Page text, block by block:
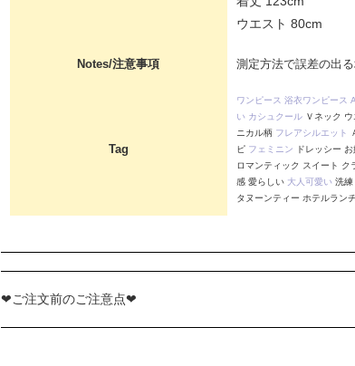
ウエスト 80cm
Notes/注意事項 測定方法で誤差の出
Tag
ワンピース 浴衣ワンピース
い カシュクールＶネック ウ
ニカル柄 フレアシルエット
ピ フェミニン ドレッシー
ロマンティック スイート ク
感 愛らしい 大人可愛い 洗練
タヌーンティー ホテルラン
❤ご注文前のご注意点❤